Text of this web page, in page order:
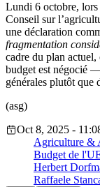
Lundi 6 octobre, lors
Conseil sur
une déclaration
fragmentation
cadre du plan actuel,
budget est négocié
générales plutôt que
(asg)
Oct 8, 2025 -
Agriculture &
Budget de
Herbert
Raffaele